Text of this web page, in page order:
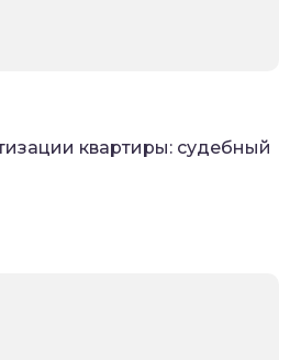
квартиры: судебный